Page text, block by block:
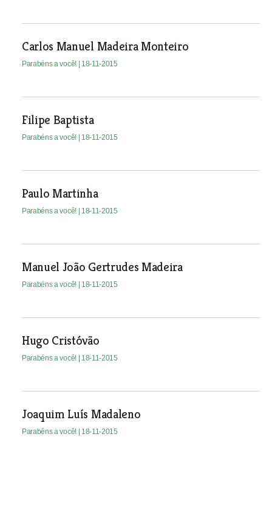
Carlos Manuel Madeira Monteiro
Parabéns a você! | 18-11-2015
Filipe Baptista
Parabéns a você! | 18-11-2015
Paulo Martinha
Parabéns a você! | 18-11-2015
Manuel João Gertrudes Madeira
Parabéns a você! | 18-11-2015
Hugo Cristóvão
Parabéns a você! | 18-11-2015
Joaquim Luís Madaleno
Parabéns a você! | 18-11-2015